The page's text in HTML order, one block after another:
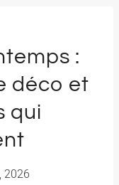
:
déco et
qui
2026